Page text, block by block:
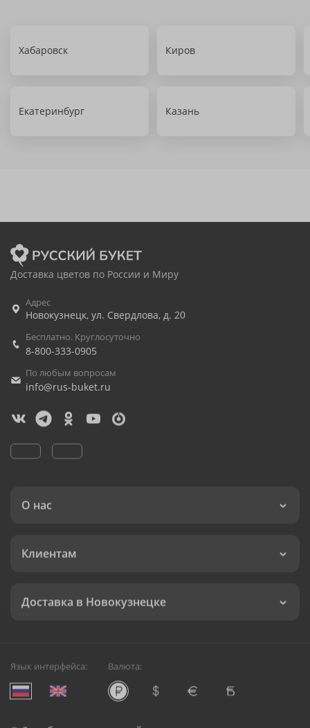
Хабаровск Киров
Екатеринбург Казань
Доставка цветов по России и Миру
Адрес
Новокузнецк, ул. Свердлова, д. 20
Бесплатно. Круглосуточно
8-800-333-0905
По любым вопросам
info@rus-buket.ru
О нас
Клиентам
Доставка в Новокузнецке
Язык интерфейса: Валюта: